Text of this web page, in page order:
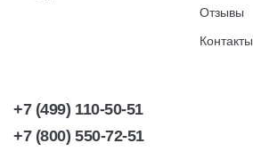
Отзывы
Контакты
+7 (499) 110-50-51
+7 (800) 550-72-51